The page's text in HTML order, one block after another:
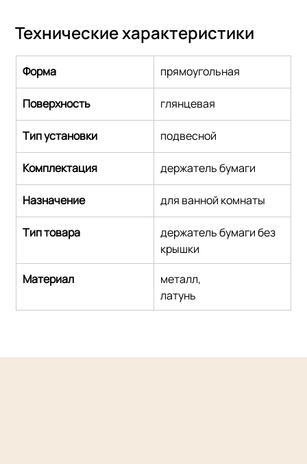
Технические характеристики
Форма прямоугольная
Поверхность глянцевая
Тип установки подвесной
Комплектация держатель бумаги
Назначение для ванной комнаты
Тип товара
держатель бумаги без
крышки
Материал
металл,
латунь